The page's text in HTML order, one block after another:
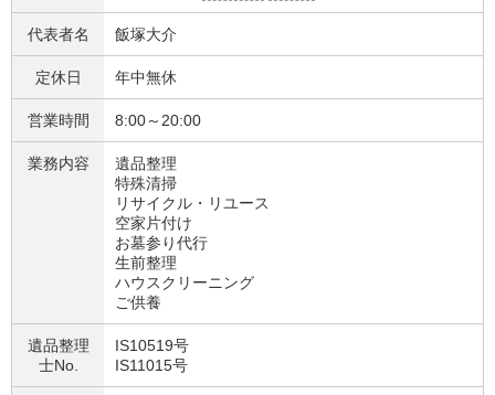
代表者名 飯塚大介
定休日 年中無休
営業時間 8:00～20:00
業務内容
遺品整理
特殊清掃
リサイクル・リユース
空家片付け
お墓参り代行
生前整理
ハウスクリーニング
ご供養
遺品整理
士No.
IS10519号
IS11015号